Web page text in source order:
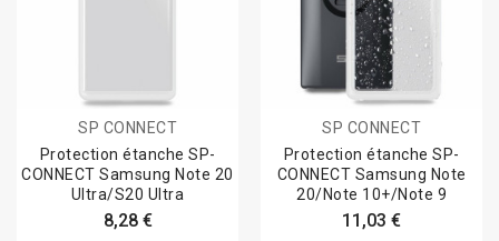
SP CONNECT
Protection étanche SP-
CONNECT Samsung Note 20
Ultra/S20 Ultra
8,28 €
SP CONNECT
Protection étanche SP-
CONNECT Samsung Note
20/Note 10+/Note 9
11,03 €